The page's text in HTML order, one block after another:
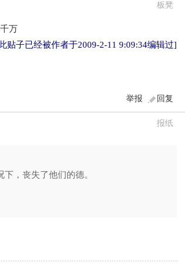
板凳
万
贴子已经被作者于2009-2-11 9:09:34编辑过]
回复
举报
报纸
，丧失了他们的德。